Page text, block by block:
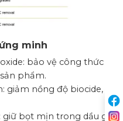
minh
bảo vệ công thức
phẩm.
giảm nồng độ biocide, an
giữ bọt mịn trong dầu gội,